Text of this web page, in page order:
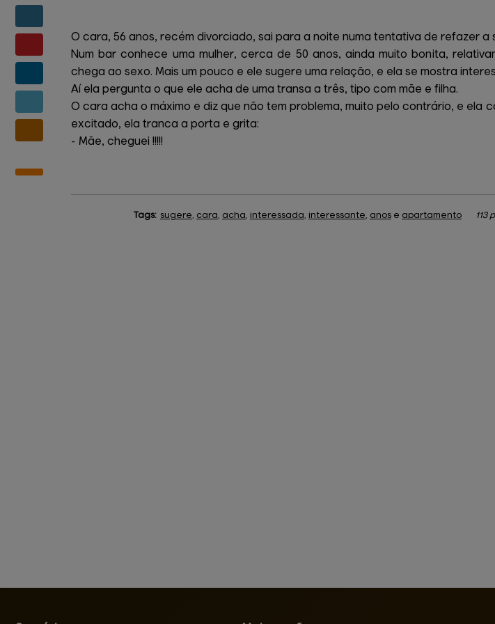
O cara, 56 anos, recém divorciado, sai para a noite numa tentativa de refazer a
Num bar conhece uma mulher, cerca de 50 anos, ainda muito bonita,
chega ao sexo. Mais um pouco e ele sugere uma relação, e ela se mostra
Aí ela pergunta o que ele acha de uma transa a três, tipo com mãe e filha.
O cara acha o máximo e diz que não tem problema, muito pelo contrário, e ela
excitado, ela tranca a porta e grita:
- Mãe, cheguei !!!!!
Tags: sugere, cara, acha, interessada, interessante, anos e apartamento 113